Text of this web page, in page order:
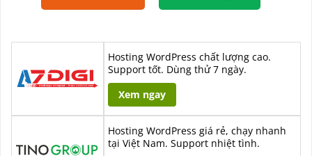
Hosting WordPress chất lượng cao.
Support tốt. Dùng thử 7 ngày.
Xem ngay
Hosting WordPress giá rẻ, chạy nhanh
tại Việt Nam. Support nhiệt tình.